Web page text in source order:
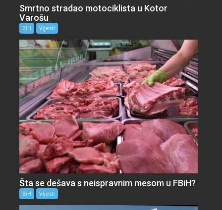
Smrtno stradao motociklista u Kotor
Varošu
BiH Vijesti
Šta se dešava s neispravnim mesom u FBiH?
BiH Vijesti